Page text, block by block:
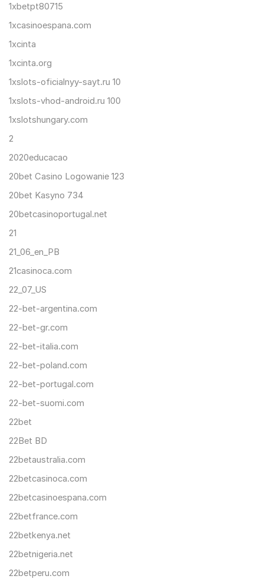
1xbetpt80715
1xcasinoespana.com
1xcinta
1xcinta.org
1xslots-oficialnyy-sayt.ru 10
1xslots-vhod-android.ru 100
1xslotshungary.com
2
2020educacao
20bet Casino Logowanie 123
20bet Kasyno 734
20betcasinoportugal.net
21
21_06_en_PB
21casinoca.com
22_07_US
22-bet-argentina.com
22-bet-gr.com
22-bet-italia.com
22-bet-poland.com
22-bet-portugal.com
22-bet-suomi.com
22bet
22Bet BD
22betaustralia.com
22betcasinoca.com
22betcasinoespana.com
22betfrance.com
22betkenya.net
22betnigeria.net
22betperu.com